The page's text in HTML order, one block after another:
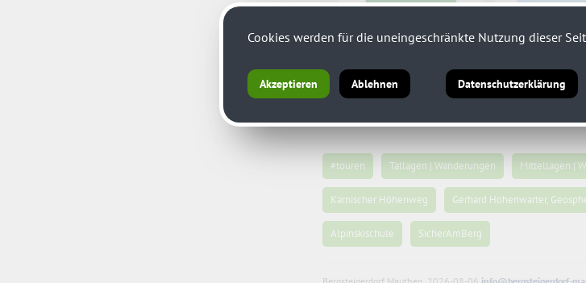
#touren Tallagen | Wanderungen Mittellagen |
Karnischer Höhenweg Gerhard Hohenwarter,
Alpinskischule SicherAmBerg
Cookies werden für die uneingeschränkte Nutzung dieser
Akzeptieren Ablehnen Datenschutzerklärung